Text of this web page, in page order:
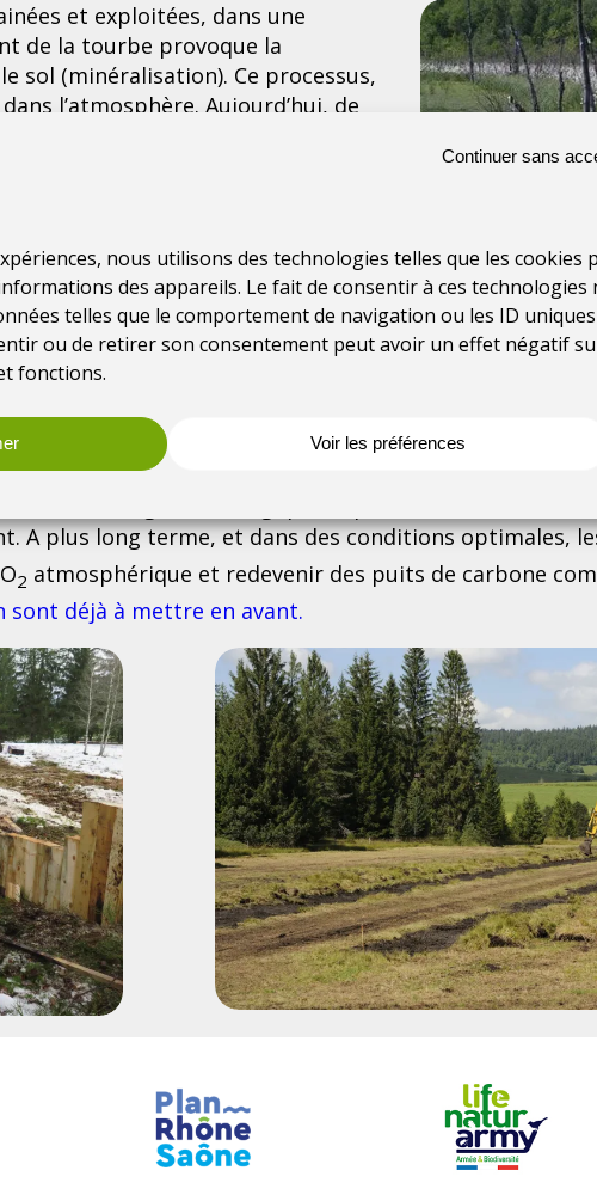
nous utilisons des technologies telles que les cookies
des appareils. Le fait de consentir à ces technologies
telles que le comportement de navigation ou les ID
ou de retirer son consentement peut avoir un effet négatif
fonctions.
Continuer sans
Voir les préférences
et exploitées, dans une
de la tourbe provoque la
sol (minéralisation). Ce processus,
l’atmosphère. Aujourd’hui, de
a été perturbé continuent
biodiversité disparaitre. On estime
des émissions de gaz à effet
par an. C’est l’ordre de grandeur
sur la même période. Pour
les espèces qui y sont liées,
C’est ce que l’on nomme la
en retrouvant une circulation des eaux plus
de cette eau dans le sol tourbeux. Ainsi, les drains,
hydrauliques restaurées. Lorsque la tourbière
travaux de génie écologique, le processus de
A plus long terme, et dans des conditions optimales,
2 atmosphérique et redevenir des puits de carbone
sont déjà à mettre en avant.